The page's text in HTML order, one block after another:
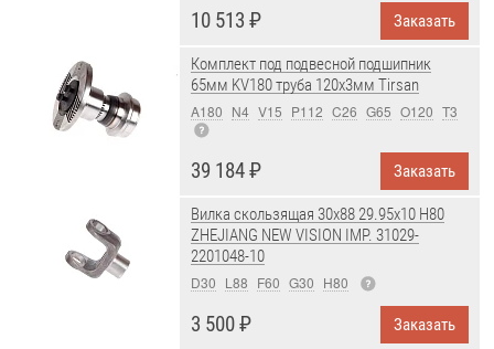
10 513 ₽ Заказать
Комплект под подвесной подшипник
65мм KV180 труба 120x3мм Tirsan
A180 N4 V15 P112 C26 G65 O120 T3
39 184 ₽ Заказать
Вилка скользящая 30x88 29.95x10 H80
ZHEJIANG NEW VISION IMP. 31029-
2201048-10
D30 L88 F60 G30 H80
3 500 ₽ Заказать